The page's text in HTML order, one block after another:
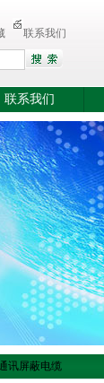
联系我们
联系我们
讯屏蔽电缆